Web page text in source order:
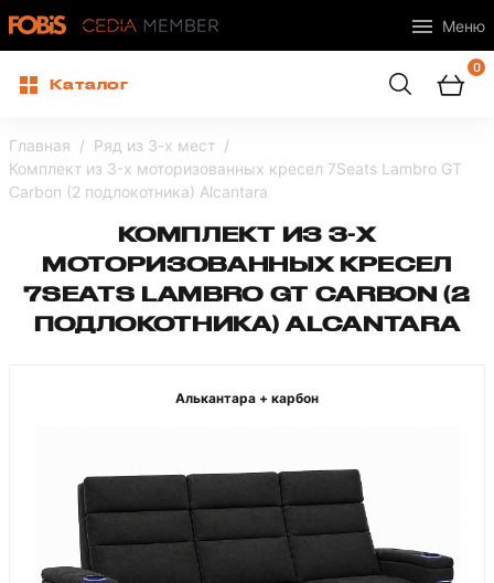
Меню
Каталог
0
Главная
Ряд из 3-х мест
Комплект из 3-x моторизованных кресел 7Seats Lambro GT
Carbon (2 подлокотника) Alcantara
КОМПЛЕКТ ИЗ 3-X
МОТОРИЗОВАННЫХ КРЕСЕЛ
7SEATS LAMBRO GT CARBON (2
ПОДЛОКОТНИКА) ALCANTARA
Алькантара + карбон